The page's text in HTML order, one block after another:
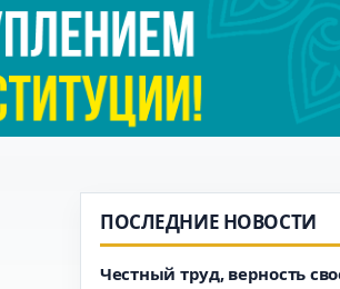
ПОСЛЕДНИЕ НОВОСТИ
Честный труд, верность